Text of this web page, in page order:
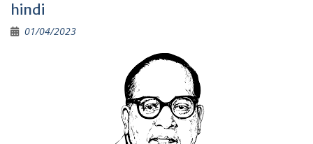
hindi
01/04/2023